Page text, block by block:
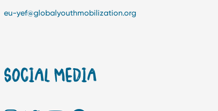
eu-yef@globalyouthmobilization.org
SOCIAL MEDIA